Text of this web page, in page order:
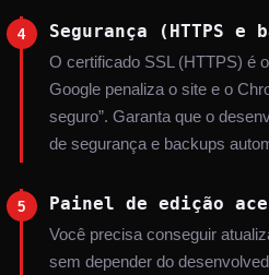
4 Segurança (HTTPS e
O certificado SSL (HTTPS) é
Google penaliza o site e o
seguro”. Garanta que o
de segurança e backups
5 Painel de edição
Você precisa conseguir
sem depender do